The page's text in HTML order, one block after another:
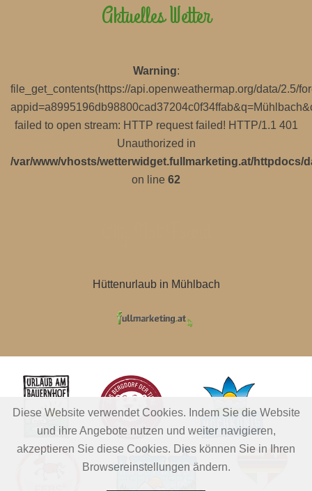
Aktuelles Wetter
Warning:
file_get_contents(https://api.openweathermap.org/data/2.5/
failed to open stream: HTTP request failed! HTTP/1.1 401
Unauthorized in
/var/www/vhosts/wetterwidget.fullmarketing.at/httpdocs/
on line 62
Hüttenurlaub in Mühlbach
Diese Website verwendet Cookies. Indem Sie die Website
und ihre Angebote nutzen und weiter navigieren,
akzeptieren Sie diese Cookies. Dies können Sie in Ihren
Browsereinstellungen ändern.